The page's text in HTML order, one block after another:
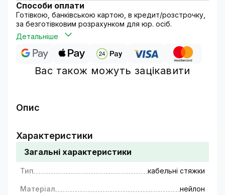
Способи оплати
Готівкою, банківською картою, в кредит/розстрочку,
за безготівковим розрахунком для юр. осіб.
Детальніше
Вас також можуть зацікавити
Опис
кабельний хомут, це універсальний вид
виробу для проведення монтажних робіт.
Застосовуються для монтажу та ув'язування в
пучок провідників та кабелів. Стяжки кабельні
нейлонові (хомути кабельні) є одним з
найбільш швидких, економічно вигідних та
Характеристики
Загальні характеристики
Тип кабельні стяжки
Матеріал нейлон